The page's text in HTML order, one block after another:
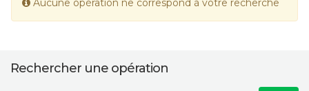
Rechercher une opération